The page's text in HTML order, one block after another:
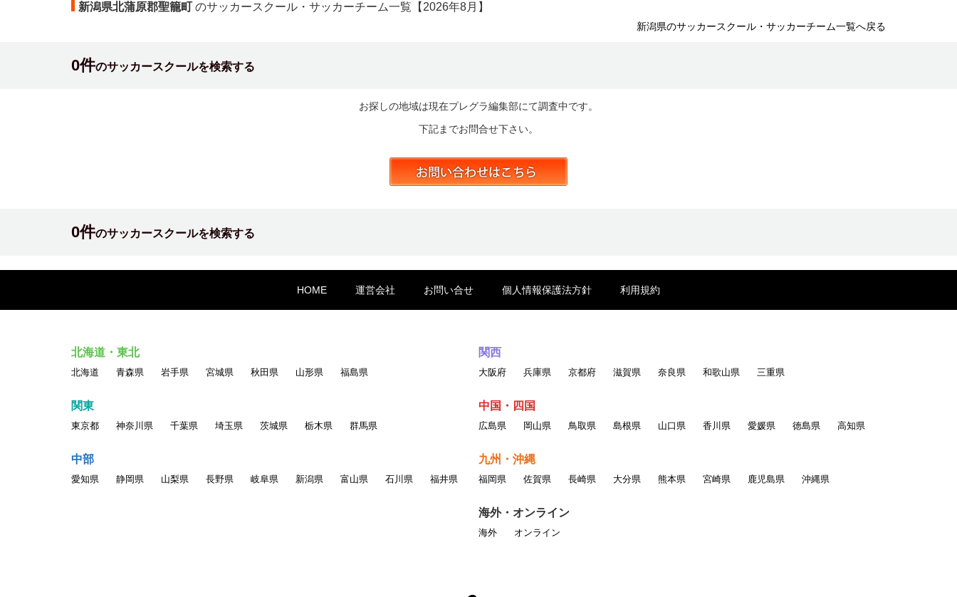
新潟県北蒲原郡聖籠町 のサッカースクール・サッカーチーム一覧【 2026年8月】
新潟県のサッカースクール・サッカーチーム一覧へ戻る
0件のサッカースクールを検索する
お探しの地域は現在プレグラ編集部にて調査中です。
下記までお問合せ下さい。
0件のサッカースクールを検索する
HOME 運営会社 お問い合せ 個人情報保護法方針 利用規約
北海道・東北
北海道 青森県 岩手県 宮城県 秋田県 山形県 福島県
関東
東京都 神奈川県 千葉県 埼玉県 茨城県 栃木県 群馬県
中部
愛知県 静岡県 山梨県 長野県 岐阜県 新潟県 富山県 石川県 福井県
関西
大阪府 兵庫県 京都府 滋賀県 奈良県 和歌山県 三重県
中国・四国
広島県 岡山県 鳥取県 島根県 山口県 香川県 愛媛県 徳島県 高知県
九州・沖縄
福岡県 佐賀県 長崎県 大分県 熊本県 宮崎県 鹿児島県 沖縄県
海外・オンライン
海外 オンライン